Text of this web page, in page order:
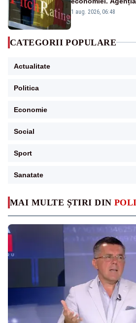
MAI MULTE ȘTIRI DIN
„BBB-” cu
1 aug. 2026, 06:48
CATEGORII POPULARE
Actualitate
Politica
Economie
Social
Sport
Sanatate